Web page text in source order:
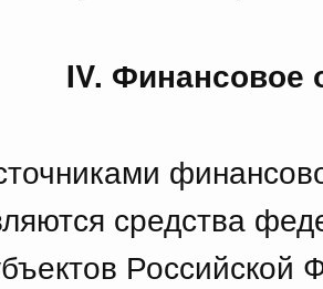
IV. Финансовое
средства